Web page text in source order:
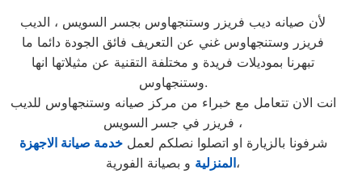
لأن صيانه ديب فريزر وستنجهاوس بجسر السويس ، الديب
فريزر وستنجهاوس غني عن التعريف فائق الجودة دائما ما
تبهرنا بموديلات فريدة و مختلفة التقنية عن مثيلاتها انها
وستنجهاوس.
انت الان تتعامل مع خبراء من مركز صيانه وستنجهاوس للديب
فريزر في جسر السويس ،
شرفونا بالزيارة او اتصلوا نصلكم لعملخدمة صيانة الاجهزة
المنزليةو بصيانة الفورية،